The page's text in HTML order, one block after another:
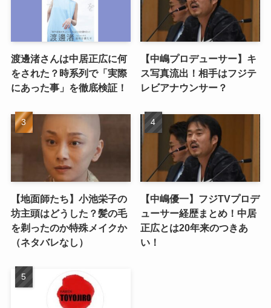
渡邊渚さんは中居正広に何
をされた？時系列で「実際
にあった事」を徹底検証！
【中嶋プロデューサー】キ
ス写真流出！相手はフジテ
レビアナウンサー？
【地面師たち】小池栄子の
坊主頭はどうした？髪の毛
を剃ったのか特殊メイクか
（ネタバレなし）
【中嶋優一】フジTVプロデ
ューサー経歴まとめ！中居
正広とは20年来のつきあ
い！